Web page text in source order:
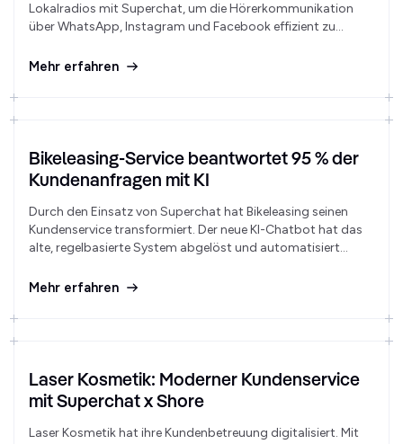
Lokalradios mit Superchat, um die Hörerkommunikation
über WhatsApp, Instagram und Facebook effizient zu
Mehr erfahren
Bikeleasing-Service beantwortet 95 % der
Kundenanfragen mit KI
Durch den Einsatz von Superchat hat Bikeleasing seinen
Kundenservice transformiert. Der neue KI-Chatbot hat das
alte, regelbasierte System abgelöst und automatisiert
Mehr erfahren
Laser Kosmetik: Moderner Kundenservice
mit Superchat x Shore
Laser Kosmetik hat ihre Kundenbetreuung digitalisiert. Mit